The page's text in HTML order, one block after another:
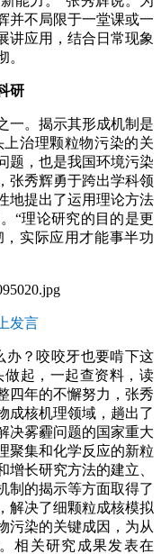
并不局限于一堂课或一
讲应用，结合日常现象
。
研
一。揭示其形成机制是
治理颗粒物污染的关
题，也是我国环境污染
张秀辉勇于跨出学科领
地提出了运用理论方法
“理论研究的目的是更
实际应用才能事半功
发言
办？咬咬牙也要啃下这
做起，一起查资料，读
四年的不懈努力，张秀
成核机理领域，趟出了
决雾霾问题的国家重大
聚集和化学反应的新粒
长研究方法的建立、
制的揭示等方面取得了
解决了细颗粒成核模拟
污染的关键成因，为从
相关研究成果发表在